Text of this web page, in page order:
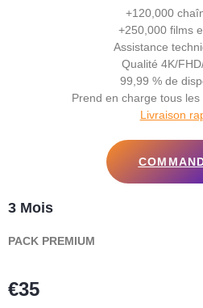
+120,000
+250,000 films
Assistance
Qualité 4K/
99,99 % de
Prend en charge tous les
Livraison
3 Mois
PACK PREMIUM
€35